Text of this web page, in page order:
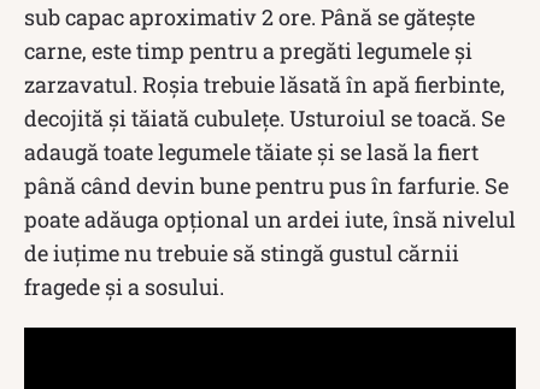
sub capac aproximativ 2 ore. Până se gătește
carne, este timp pentru a pregăti legumele și
zarzavatul. Roșia trebuie lăsată în apă fierbinte,
decojită și tăiată cubulețe. Usturoiul se toacă. Se
adaugă toate legumele tăiate și se lasă la fiert
până când devin bune pentru pus în farfurie. Se
poate adăuga opțional un ardei iute, însă nivelul
de iuțime nu trebuie să stingă gustul cărnii
fragede și a sosului.